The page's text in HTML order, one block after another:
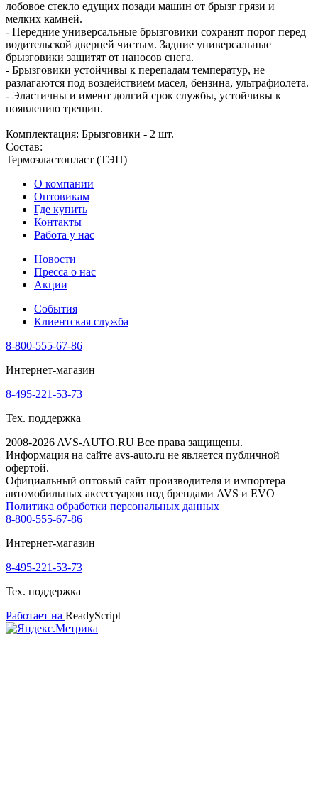
лобовое стекло едущих позади машин от брызг грязи и
мелких камней.
- Передние универсальные брызговики сохранят порог перед
водительской дверцей чистым. Задние универсальные
брызговики защитят от наносов снега.
- Брызговики устойчивы к перепадам температур, не
разлагаются под воздействием масел, бензина, ультрафиолета.
- Эластичны и имеют долгий срок службы, устойчивы к
появлению трещин.
Комплектация: Брызговики - 2 шт.
Состав:
Термоэластопласт (ТЭП)
О компании
Оптовикам
Где купить
Контакты
Работа у нас
Новости
Пресса о нас
Акции
События
Клиентская служба
8-800-555-67-86
Интернет-магазин
8-495-221-53-73
Тех. поддержка
2008-2026 AVS-AUTO.RU Все права защищены.
Информация на сайте avs-auto.ru не является публичной
офертой.
Официальный оптовый сайт производителя и импортера
автомобильных аксессуаров под брендами AVS и EVO
Политика обработки персональных данных
8-800-555-67-86
Интернет-магазин
8-495-221-53-73
Тех. поддержка
Работает на ReadyScript